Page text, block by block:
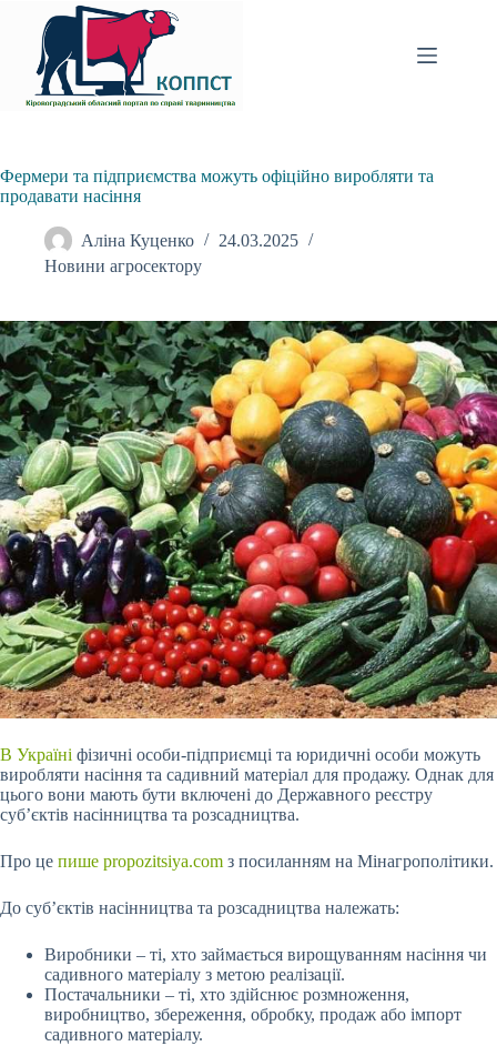
вмісту
Фермери та підприємства можуть офіційно виробляти та
продавати насіння
Аліна Куценко
24.03.2025
Новини агросектору
В Україні фізичні особи-підприємці та юридичні особи можуть
виробляти насіння та садивний матеріал для продажу. Однак для
цього вони мають бути включені до Державного реєстру
суб’єктів насінництва та розсадництва.
Про це пише propozitsiya.com з посиланням на Мінагрополітики.
До суб’єктів насінництва та розсадництва належать:
Виробники – ті, хто займається вирощуванням насіння чи
садивного матеріалу з метою реалізації.
Постачальники – ті, хто здійснює розмноження,
виробництво, збереження, обробку, продаж або імпорт
садивного матеріалу.